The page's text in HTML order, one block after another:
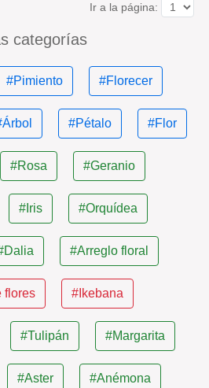
Ir a la página:
categorías
#Pimiento #Florecer
#Pétalo #Flor
#Rosa #Geranio
#Iris #Orquídea
#Arreglo floral
flores #Ikebana
#Tulipán #Margarita
#Aster #Anémona